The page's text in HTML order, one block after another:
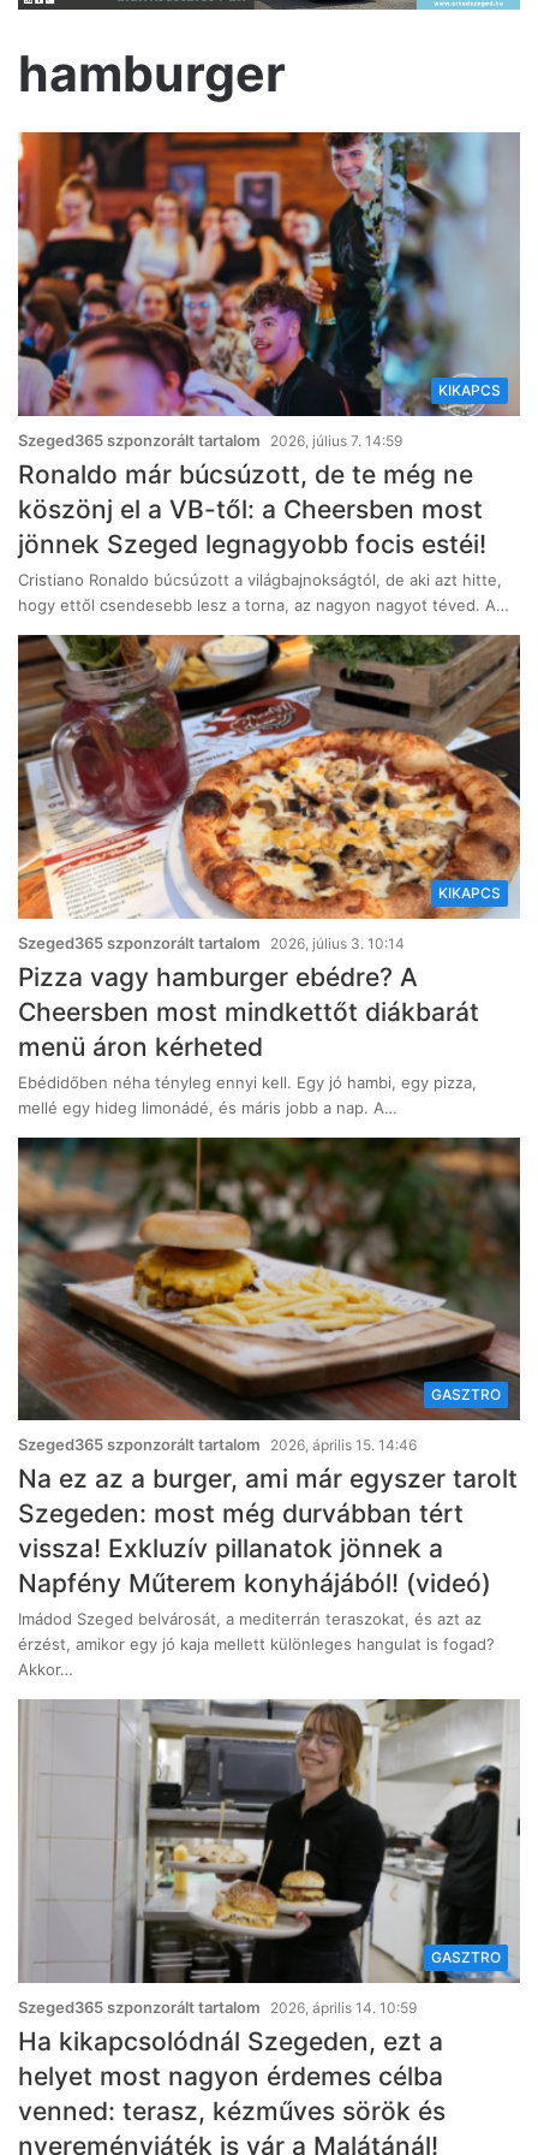
hamburger
KIKAPCS
Szeged365 szponzorált tartalom 2026, július 7. 14:59
Ronaldo már búcsúzott, de te még ne
köszönj el a VB-től: a Cheersben most
jönnek Szeged legnagyobb focis estéi!
Cristiano Ronaldo búcsúzott a világbajnokságtól, de aki azt hitte,
hogy ettől csendesebb lesz a torna, az nagyon nagyot téved. A…
KIKAPCS
Szeged365 szponzorált tartalom 2026, július 3. 10:14
Pizza vagy hamburger ebédre? A
Cheersben most mindkettőt diákbarát
menü áron kérheted
Ebédidőben néha tényleg ennyi kell. Egy jó hambi, egy pizza,
mellé egy hideg limonádé, és máris jobb a nap. A…
GASZTRO
Szeged365 szponzorált tartalom 2026, április 15. 14:46
Na ez az a burger, ami már egyszer tarolt
Szegeden: most még durvábban tért
vissza! Exkluzív pillanatok jönnek a
Napfény Műterem konyhájából! (videó)
Imádod Szeged belvárosát, a mediterrán teraszokat, és azt az
érzést, amikor egy jó kaja mellett különleges hangulat is fogad?
Akkor…
GASZTRO
Szeged365 szponzorált tartalom 2026, április 14. 10:59
Ha kikapcsolódnál Szegeden, ezt a
helyet most nagyon érdemes célba
venned: terasz, kézműves sörök és
nyereményjáték is vár a Malátánál!